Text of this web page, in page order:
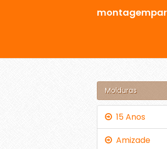
Molduras
15 Anos
Amizade